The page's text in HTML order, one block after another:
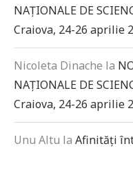
NAȚIONALE DE
Craiova, 24-26 aprilie
Nicoleta Dinache la
NAȚIONALE DE
Craiova, 24-26 aprilie
Unu Altu la Afinități